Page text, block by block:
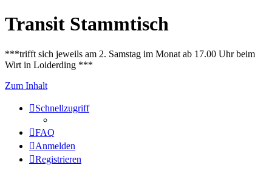
Transit Stammtisch
***trifft sich jeweils am 2. Samstag im Monat ab 17.00 Uhr beim
Wirt in Loiderding ***
Zum Inhalt
Schnellzugriff
FAQ
Anmelden
Registrieren